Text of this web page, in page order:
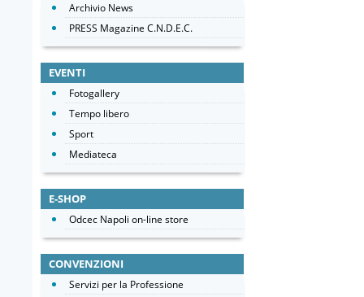
Archivio News
PRESS Magazine C.N.D.E.C.
EVENTI
Fotogallery
Tempo libero
Sport
Mediateca
E-SHOP
Odcec Napoli on-line store
CONVENZIONI
Servizi per la Professione